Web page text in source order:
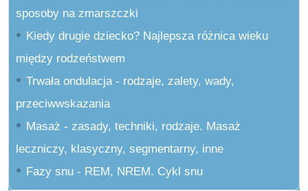
sposoby na zmarszczki
Kiedy drugie dziecko? Najlepsza różnica wieku
między rodzeństwem
Trwała ondulacja - rodzaje, zalety, wady,
przeciwwskazania
Masaż - zasady, techniki, rodzaje. Masaż
leczniczy, klasyczny, segmentarny, inne
Fazy snu - REM, NREM. Cykl snu